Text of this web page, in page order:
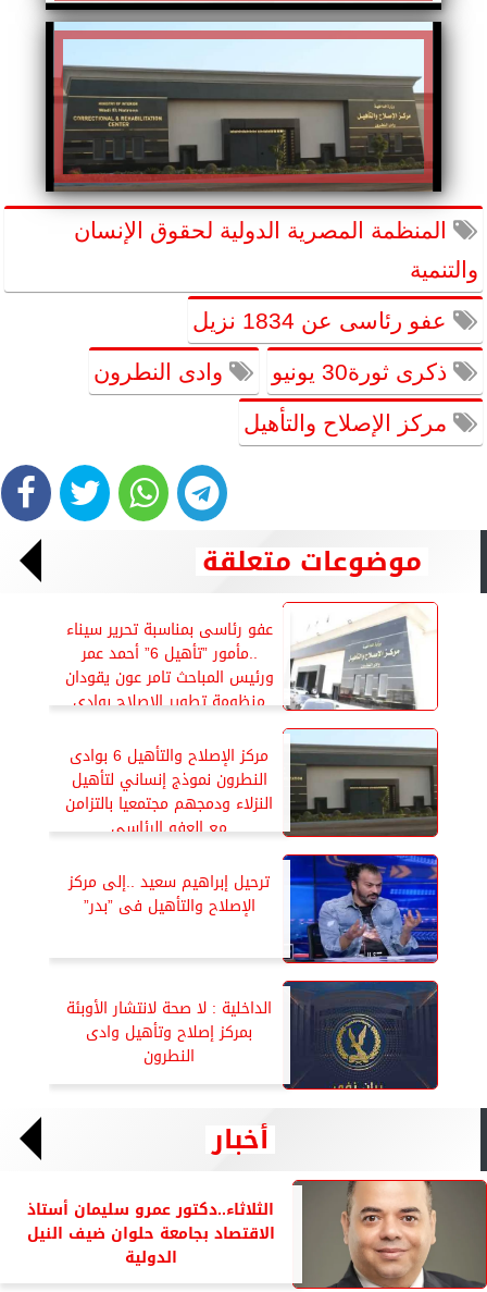
المنظمة المصرية الدولية لحقوق الإنسان
والتنمية
عفو رئاسى عن 1834 نزيل
ذكرى ثورة30 يونيو وادى النطرون
مركز الإصلاح والتأهيل
موضوعات متعلقة
عفو رئاسى بمناسبة تحرير سيناء
..مأمور ”تأهيل 6” أحمد عمر
ورئيس المباحث تامر عون يقودان
منظومة تطوير الإصلاح بوادى
مركز الإصلاح والتأهيل 6 بوادى
النطرون نموذج إنساني لتأهيل
النزلاء ودمجهم مجتمعيا بالتزامن
مع العفو الرئاسى
ترحيل إبراهيم سعيد ..إلى مركز
الإصلاح والتأهيل فى ”بدر”
الداخلية : لا صحة لانتشار الأوبئة
بمركز إصلاح وتأهيل وادى
النطرون
أخبار
الثلاثاء..دكتور عمرو سليمان أستاذ
الاقتصاد بجامعة حلوان ضيف النيل
الدولية